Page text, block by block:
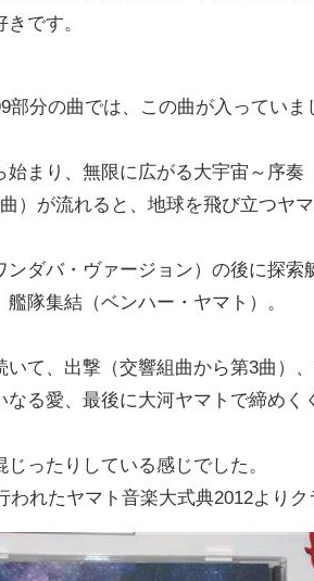
です。
部分の曲では、この曲が入っていま
始まり、無限に広がる大宇宙～序
）が流れると、地球を飛び立つヤ
ンダバ・ヴァージョン）の後に探
隊集結（ベンハー・ヤマト）。
いて、出撃（交響組曲から第3曲）
なる愛、最後に大河ヤマトで締めく
ったりしている感じでした。
われたヤマト音楽大式典2012よりク